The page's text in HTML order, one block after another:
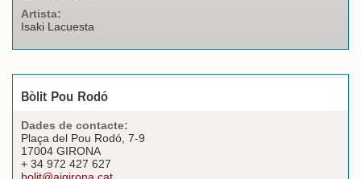
Artista:
Isaki Lacuesta
Bòlit Pou Rodó
Dades de contacte:
Plaça del Pou Rodó, 7-9
17004 GIRONA
+ 34 972 427 627
bolit@ajgirona.cat